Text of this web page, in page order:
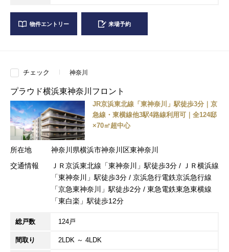
物件エントリー 来場予約
チェック 神奈川
プラウド横浜東神奈川フロント
JR京浜東北線「東神奈川」駅徒歩3分｜京
急線・東横線他3駅4路線利用可｜全124邸
×70㎡超中心
所在地
神奈川県横浜市神奈川区東神奈川
交通情報
ＪＲ京浜東北線「東神奈川」駅徒歩3分 / ＪＲ横浜線
「東神奈川」駅徒歩3分 / 京浜急行電鉄京浜急行線
「京急東神奈川」駅徒歩2分 / 東急電鉄東急東横線
「東白楽」駅徒歩12分
総戸数 124戸
間取り 2LDK ～ 4LDK